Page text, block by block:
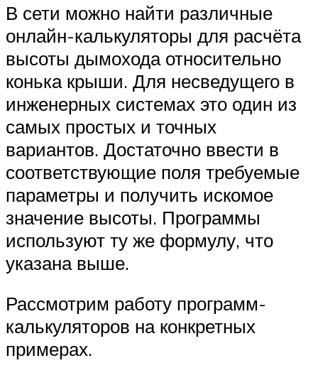
В сети можно найти различные
онлайн-калькуляторы для расчёта
высоты дымохода относительно
конька крыши. Для несведущего в
инженерных системах это один из
самых простых и точных
вариантов. Достаточно ввести в
соответствующие поля требуемые
параметры и получить искомое
значение высоты. Программы
используют ту же формулу, что
указана выше.
Рассмотрим работу программ-
калькуляторов на конкретных
примерах.